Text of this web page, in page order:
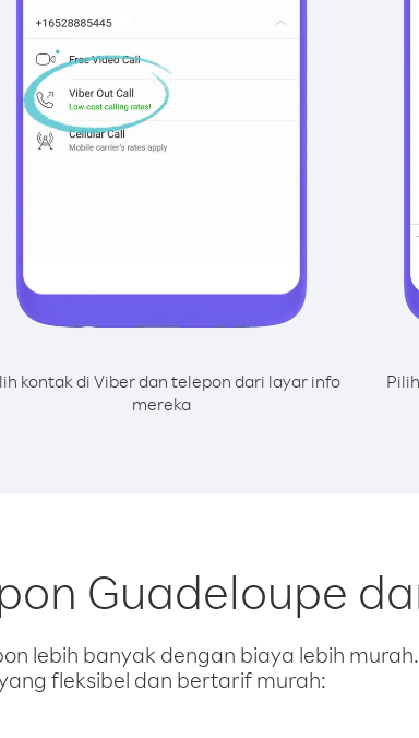
kontak di Viber dan telepon dari layar info
mereka
Guadeloupe
lebih banyak dengan biaya lebih
fleksibel dan bertarif murah: